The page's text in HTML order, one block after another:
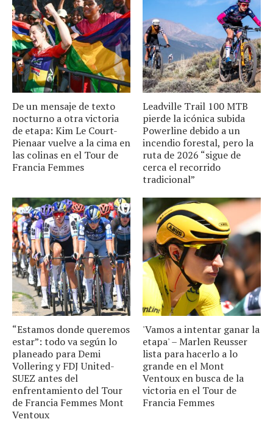
De un mensaje de texto
nocturno a otra victoria
de etapa: Kim Le Court-
Pienaar vuelve a la cima en
las colinas en el Tour de
Francia Femmes
Leadville Trail 100 MTB
pierde la icónica subida
Powerline debido a un
incendio forestal, pero la
ruta de 2026 “sigue de
cerca el recorrido
tradicional”
“Estamos donde queremos
estar”: todo va según lo
planeado para Demi
Vollering y FDJ United-
SUEZ antes del
enfrentamiento del Tour
de Francia Femmes Mont
Ventoux
'Vamos a intentar ganar la
etapa' – Marlen Reusser
lista para hacerlo a lo
grande en el Mont
Ventoux en busca de la
victoria en el Tour de
Francia Femmes